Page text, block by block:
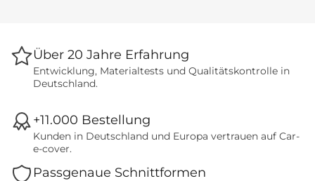
Über 20 Jahre Erfahrung
Entwicklung, Materialtests und Qualitätskontrolle in
Deutschland.
+11.000 Bestellung
Kunden in Deutschland und Europa vertrauen auf Car-
e-cover.
Passgenaue Schnittformen